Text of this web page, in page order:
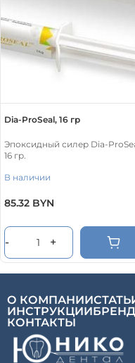
Dia-ProSeal, 16 гр
Эпоксидный силер Dia-
16 гр.
В наличии
85.32 BYN
- +
О КОМПАНИИ
ИНСТРУКЦИИ
КОНТАКТЫ